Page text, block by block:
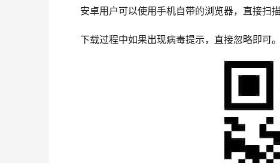
安卓用户可以使用手机自带的浏览器，直接扫
下载过程中如果出现病毒提示，直接忽略即可。